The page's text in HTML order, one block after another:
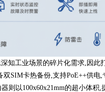
知工业场景的碎片化需求,因
双SIM卡热备份,支持PoE++供
则以100x60x21mm的超小体